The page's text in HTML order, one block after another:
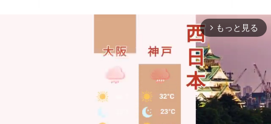
arrow_forward_ios もっと見る